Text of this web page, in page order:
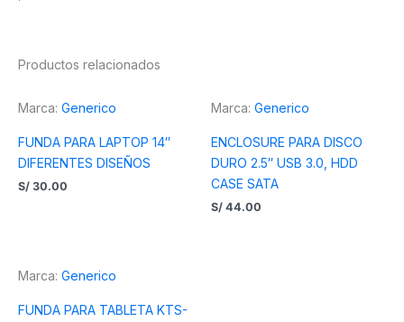
Productos relacionados
Marca: Generico
FUNDA PARA LAPTOP 14″
DIFERENTES DISEÑOS
S/ 30.00
Marca: Generico
ENCLOSURE PARA DISCO
DURO 2.5″ USB 3.0, HDD
CASE SATA
S/ 44.00
Marca: Generico
FUNDA PARA TABLETA KTS-